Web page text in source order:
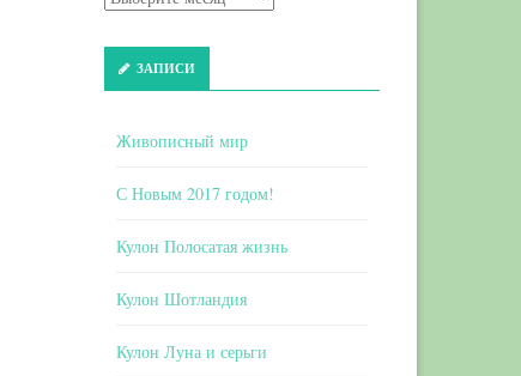
ЗАПИСИ
Живописный мир
С Новым 2017 годом!
Кулон Полосатая жизнь
Кулон Шотландия
Кулон Луна и серьги